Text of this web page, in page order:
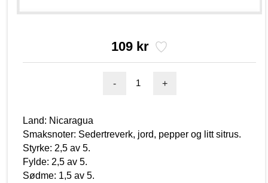
109 kr
- +
Land: Nicaragua
Smaksnoter: Sedertreverk, jord, pepper og litt sitrus.
Styrke: 2,5 av 5.
Fylde: 2,5 av 5.
Sødme: 1,5 av 5.